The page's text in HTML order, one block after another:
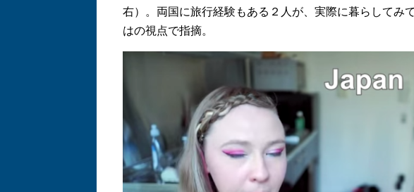
右）。両国に旅行経験もある２人が、実際に暮らしてみ
はの視点で指摘。